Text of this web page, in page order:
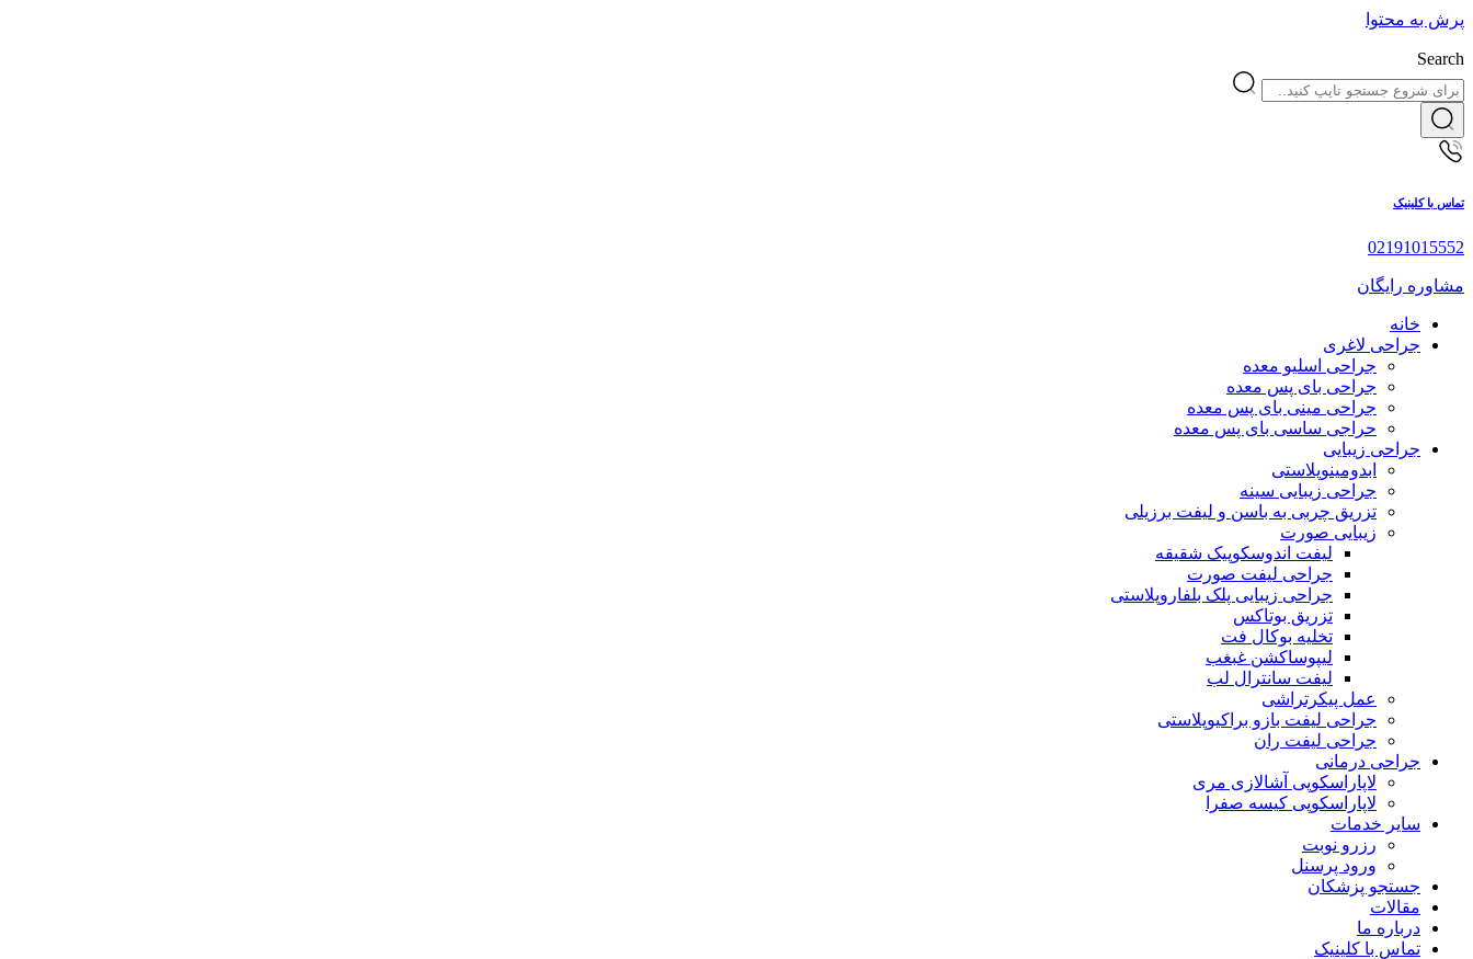
پرش به محتوا
Search
تماس با کلینیک
02191015552
مشاوره رایگان
خانه
جراحی لاغری
جراحی اسلیو معده
جراحی بای پس معده
جراحی مینی بای پس معده
حراجی ساسی بای پس معده
جراحی زیبایی
ابدومینوپلاستی
جراحی زیبایی سینه
تزریق چربی به باسن و لیفت برزیلی
زیبایی صورت
لیفت اندوسکوپیک شقیقه
جراحی لیفت صورت
جراحی زیبایی پلک بلفاروپلاستی
تزریق بوتاکس
تخلیه بوکال فت
لیپوساکشن غبغب
لیفت سانترال لب
عمل پیکرتراشی
جراحی لیفت بازو براکیوپلاستی
جراحی لیفت ران
جراحی درمانی
لاپاراسکوپی آشالازی مری
لاپاراسکوپی کیسه صفرا
سایر خدمات
رزرو نوبت
ورود پرسنل
جستجو پزشکان
مقالات
درباره ما
تماس با کلینیک